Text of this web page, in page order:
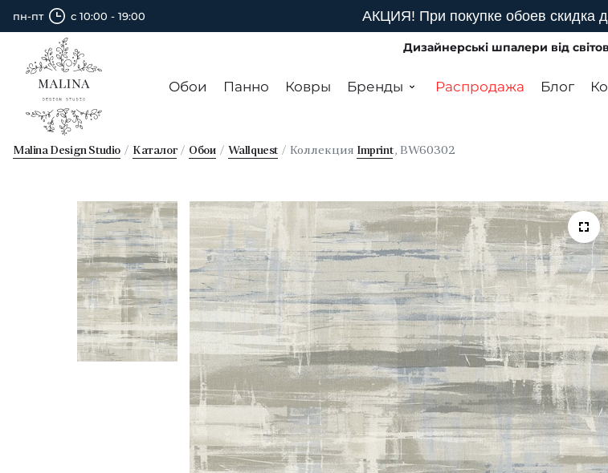
пн-пт с 10:00 - 19:00 АКЦИЯ! При покупке обоев скидка
Дизайнерські шпалери від
Обои Панно Ковры Бренды Распродажа Блог
Malina Design Studio Каталог Обои Wallquest Коллекция Imprint, BW60302